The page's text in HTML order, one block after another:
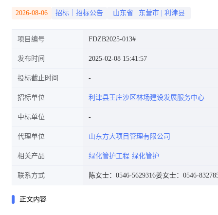
2026-08-06 招标｜招标公告 山东省 东营市 利津县
项目编号 FDZB2025-013#
发布时间 2025-02-08 15:41:57
投标截止时间
招标单位 利津县王庄沙区林场建设发展服务中心
中标单位
代理单位 山东方大项目管理有限公司
相关产品 绿化管护工程 绿化管护
联系方式 陈女士：0546-5629316姜女士：0546-
正文内容